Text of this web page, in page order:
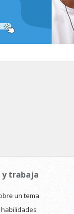
y trabaja
un tema